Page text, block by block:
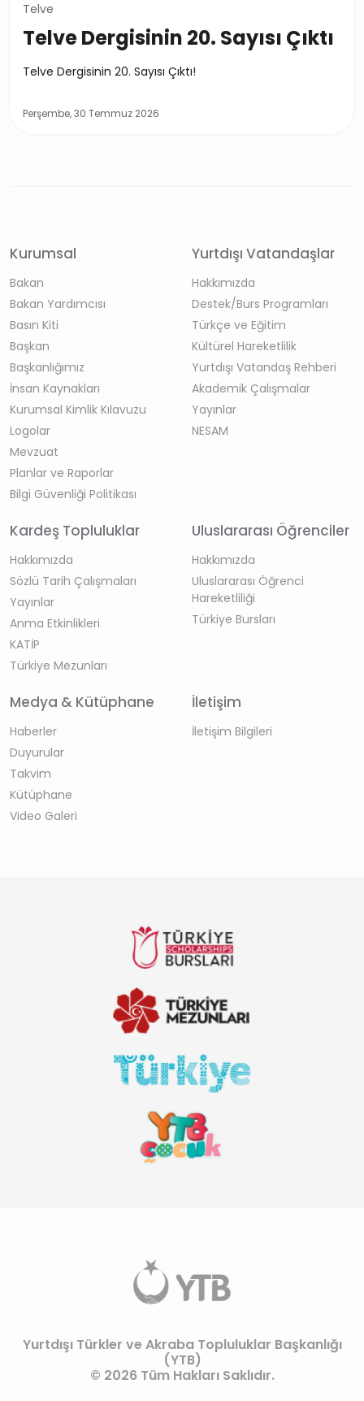
Telve
Telve Dergisinin 20. Sayısı Çıktı
Telve Dergisinin 20. Sayısı Çıktı!
Perşembe, 30 Temmuz 2026
Kurumsal
Bakan
Bakan Yardımcısı
Basın Kiti
Başkan
Başkanlığımız
İnsan Kaynakları
Kurumsal Kimlik Kılavuzu
Logolar
Mevzuat
Planlar ve Raporlar
Bilgi Güvenliği Politikası
Yurtdışı Vatandaşlar
Hakkımızda
Destek/Burs Programları
Türkçe ve Eğitim
Kültürel Hareketlilik
Yurtdışı Vatandaş Rehberi
Akademik Çalışmalar
Yayınlar
NESAM
Kardeş Topluluklar
Hakkımızda
Sözlü Tarih Çalışmaları
Yayınlar
Anma Etkinlikleri
KATİP
Türkiye Mezunları
Uluslararası Öğrenciler
Hakkımızda
Uluslararası Öğrenci
Hareketliliği
Türkiye Bursları
Medya & Kütüphane
Haberler
Duyurular
Takvim
Kütüphane
Video Galeri
İletişim
İletişim Bilgileri
Yurtdışı Türkler ve Akraba Topluluklar Başkanlığı
(YTB)
© 2026 Tüm Hakları Saklıdır.